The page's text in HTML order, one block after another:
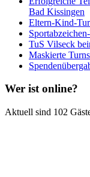
Bad Kissingen
Eltern-Kind-
TuS Vilseck
Maskierte
Wer ist online?
Aktuell sind 102